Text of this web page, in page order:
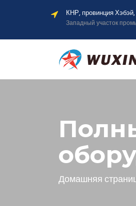
КНР, провинция
Западный участок
Домашняя